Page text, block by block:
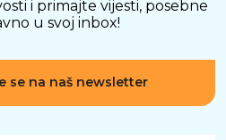
i primajte vijesti, posebne
u svoj inbox!
se na naš newsletter